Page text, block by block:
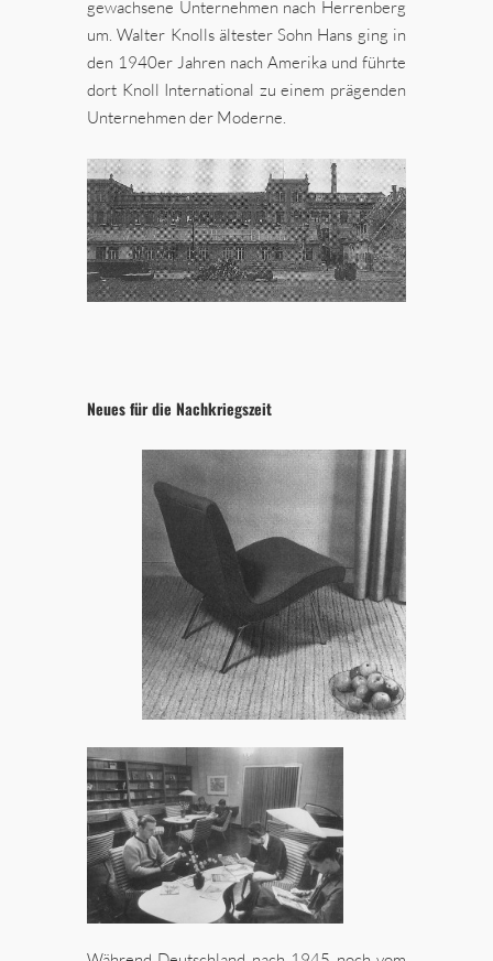
gewachsene Unternehmen nach Herrenberg
um. Walter Knolls ältester Sohn Hans ging in
den 1940er Jahren nach Amerika und führte
dort Knoll International zu einem prägenden
Unternehmen der Moderne.
Neues für die Nachkriegszeit